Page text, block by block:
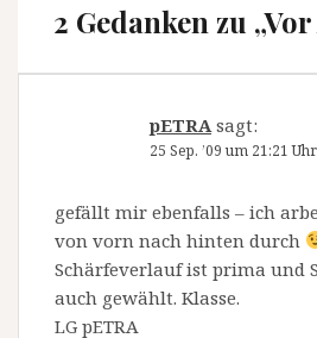
2 Gedanken zu „
pETRA sagt:
25 Sep. ’09 um 21:21 Uhr
gefällt mir ebenfalls – ich
von vorn nach hinten durch
Schärfeverlauf ist prima und
auch gewählt. Klasse.
LG pETRA